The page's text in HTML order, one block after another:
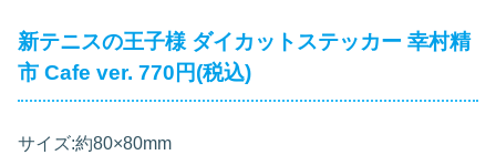
新テニスの王子様 ダイカットステッカー 幸村精
市 Cafe ver. 770円(税込)
サイズ:約80×80mm